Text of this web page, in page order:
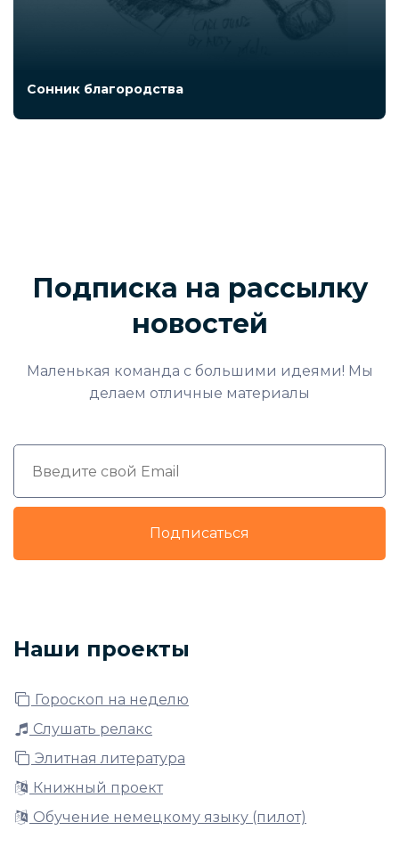
Сонник благородства
Подписка на рассылку
новостей
Маленькая команда с большими идеями! Мы
делаем отличные материалы
Подписаться
Наши проекты
Гороскоп на неделю
Слушать релакс
Элитная литература
Книжный проект
Обучение немецкому языку (пилот)